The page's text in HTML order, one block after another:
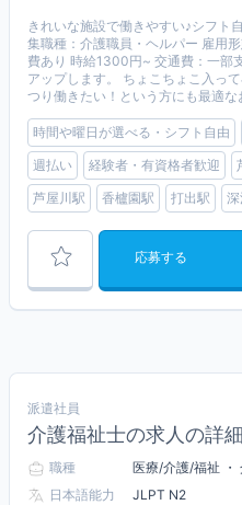
きれいな施設で働きやすい♪シフト
集職種：介護職員・ヘルパー 雇用
費あり 時給1300円~ 交通費：一部
アップします。 ちょこちょこ入っ
つり働きたい！という方にも最適
時間や曜日が選べる・シフト自由
週払い
経験者・有資格者歓迎
芦屋川駅
香櫨園駅 打出駅 深
応募する
派遣社員
介護福祉士の求人の詳細
職種
医療/介護/福祉 ・
日本語能力
JLPT N2